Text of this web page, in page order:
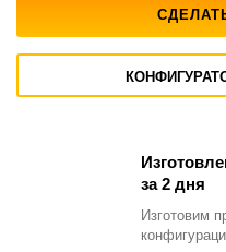
за 2 дня
Изготовим